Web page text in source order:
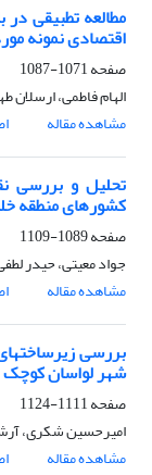
مطالعه تطبیقی در
اقتصادی نمونه
صفحه1071-1087
الهام فاطمی، ارسلان
مشاهده مقاله
تحلیل و بررسی
کشورهای منطقه‌
صفحه1089-1109
جواد معیتی، حیدر
مشاهده مقاله
بررسی
شهر لواسان کوچک
صفحه1111-1124
امیرحسین شکری،
مشاهده مقاله